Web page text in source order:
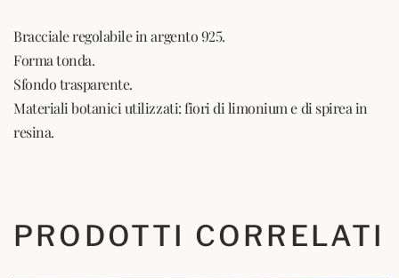
Bracciale regolabile in argento 925.
Forma tonda.
Sfondo trasparente.
Materiali botanici utilizzati: fiori di limonium e di spirea in
resina.
PRODOTTI CORRELATI